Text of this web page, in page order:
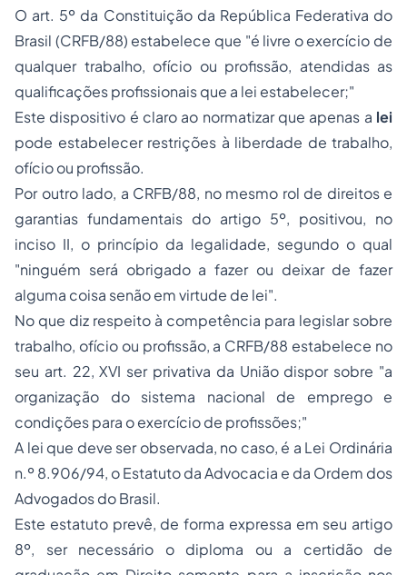
O art. 5º da Constituição da República Federativa do
Brasil (CRFB/88) estabelece que "é livre o exercício de
qualquer trabalho, ofício ou profissão, atendidas as
qualificações profissionais que a lei estabelecer;"
Este dispositivo é claro ao normatizar que apenas a lei
pode estabelecer restrições à liberdade de trabalho,
ofício ou profissão.
Por outro lado, a CRFB/88, no mesmo rol de direitos e
garantias fundamentais do artigo 5º, positivou, no
inciso II, o princípio da legalidade, segundo o qual
"ninguém será obrigado a fazer ou deixar de fazer
alguma coisa senão em virtude de lei".
No que diz respeito à competência para legislar sobre
trabalho, ofício ou profissão, a CRFB/88 estabelece no
seu art. 22, XVI ser privativa da União dispor sobre "a
organização do sistema nacional de emprego e
condições para o exercício de profissões;"
A lei que deve ser observada, no caso, é a Lei Ordinária
n.º 8.906/94, o Estatuto da Advocacia e da Ordem dos
Advogados do Brasil.
Este estatuto prevê, de forma expressa em seu artigo
8º, ser necessário o diploma ou a certidão de